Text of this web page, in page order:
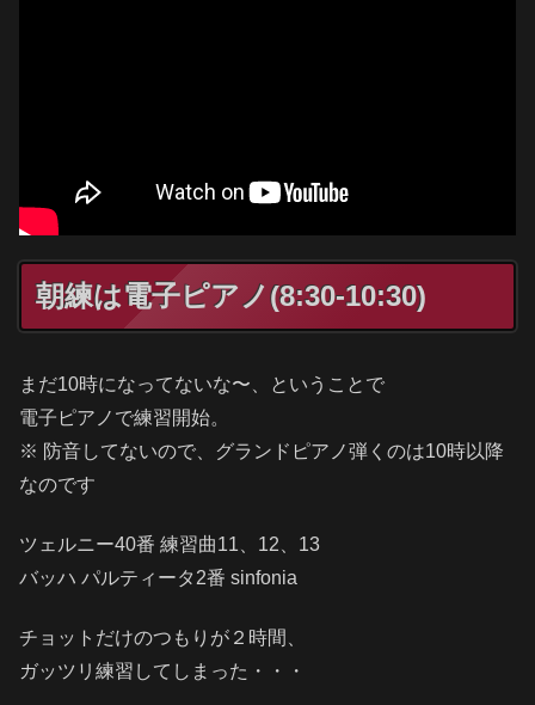
朝練は電子ピアノ(8:30-10:30)
まだ10時になってないな〜、ということで
電子ピアノで練習開始。
※ 防音してないので、グランドピアノ弾くのは10時以降
なのです
ツェルニー40番 練習曲11、12、13
バッハ パルティータ2番 sinfonia
チョットだけのつもりが２時間、
ガッツリ練習してしまった・・・